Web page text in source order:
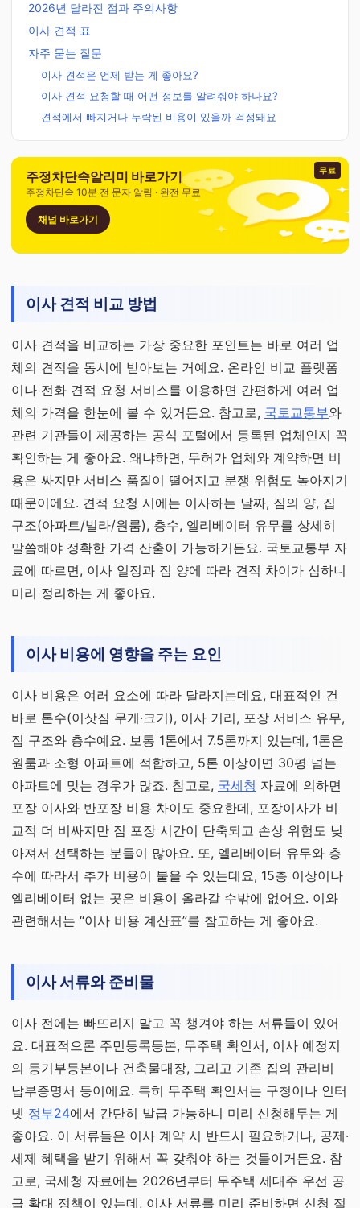
2026년 달라진 점과 주의사항
이사 견적 표
자주 묻는 질문
이사 견적은 언제 받는 게 좋아요?
이사 견적 요청할 때 어떤 정보를 알려줘야 하나요?
견적에서 빠지거나 누락된 비용이 있을까 걱정돼요
무료
주정차단속알리미 바로가기
주정차단속 10분 전 문자 알림 · 완전 무료
채널 바로가기
이사 견적 비교 방법
이사 견적을 비교하는 가장 중요한 포인트는 바로 여러 업
체의 견적을 동시에 받아보는 거예요. 온라인 비교 플랫폼
이나 전화 견적 요청 서비스를 이용하면 간편하게 여러 업
체의 가격을 한눈에 볼 수 있거든요. 참고로, 국토교통부와
관련 기관들이 제공하는 공식 포털에서 등록된 업체인지 꼭
확인하는 게 좋아요. 왜냐하면, 무허가 업체와 계약하면 비
용은 싸지만 서비스 품질이 떨어지고 분쟁 위험도 높아지기
때문이에요. 견적 요청 시에는 이사하는 날짜, 짐의 양, 집
구조(아파트/빌라/원룸), 층수, 엘리베이터 유무를 상세히
말씀해야 정확한 가격 산출이 가능하거든요. 국토교통부 자
료에 따르면, 이사 일정과 짐 양에 따라 견적 차이가 심하니
미리 정리하는 게 좋아요.
이사 비용에 영향을 주는 요인
이사 비용은 여러 요소에 따라 달라지는데요, 대표적인 건
바로 톤수(이삿짐 무게·크기), 이사 거리, 포장 서비스 유무,
집 구조와 층수예요. 보통 1톤에서 7.5톤까지 있는데, 1톤은
원룸과 소형 아파트에 적합하고, 5톤 이상이면 30평 넘는
아파트에 맞는 경우가 많죠. 참고로, 국세청 자료에 의하면
포장 이사와 반포장 비용 차이도 중요한데, 포장이사가 비
교적 더 비싸지만 짐 포장 시간이 단축되고 손상 위험도 낮
아져서 선택하는 분들이 많아요. 또, 엘리베이터 유무와 층
수에 따라서 추가 비용이 붙을 수 있는데요, 15층 이상이나
엘리베이터 없는 곳은 비용이 올라갈 수밖에 없어요. 이와
관련해서는 “이사 비용 계산표”를 참고하는 게 좋아요.
이사 서류와 준비물
이사 전에는 빠뜨리지 말고 꼭 챙겨야 하는 서류들이 있어
요. 대표적으론 주민등록등본, 무주택 확인서, 이사 예정지
의 등기부등본이나 건축물대장, 그리고 기존 집의 관리비
납부증명서 등이에요. 특히 무주택 확인서는 구청이나 인터
넷 정부24에서 간단히 발급 가능하니 미리 신청해두는 게
좋아요. 이 서류들은 이사 계약 시 반드시 필요하거나, 공제·
세제 혜택을 받기 위해서 꼭 갖춰야 하는 것들이거든요. 참
고로, 국세청 자료에는 2026년부터 무주택 세대주 우선 공
급 확대 정책이 있는데, 이사 서류를 미리 준비하면 신청 절